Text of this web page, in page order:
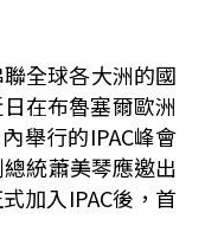
全球各大洲的國
在布魯塞爾歐洲
舉行的IPAC峰會
統蕭美琴應邀出
加入IPAC後，首